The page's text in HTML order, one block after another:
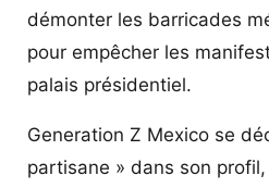
démonter les barricades
pour empêcher les
palais présidentiel.
Generation Z Mexico se
partisane » dans son